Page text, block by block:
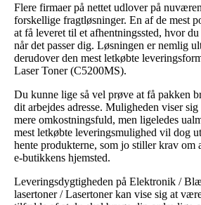
Flere firmaer på nettet udlover på
forskellige fragtløsninger. En af de mest
at få leveret til et afhentningssted, hvor
når det passer dig. Løsningen er nemlig
derudover den mest letkøbte
Laser Toner (C5200MS).
Du kunne lige så vel prøve at få pakken
dit arbejdes adresse. Muligheden viser
mere omkostningsfuld, men ligeledes
mest letkøbte leveringsmulighed vil dog
hente produkterne, som jo stiller krav
e-butikkens hjemsted.
Leveringsdygtigheden på Elektronik /
lasertoner / Lasertoner kan vise sig at